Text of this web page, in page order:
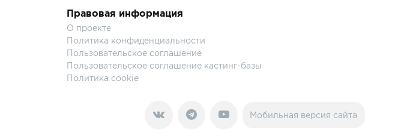
Правовая информация
О проекте
Политика конфиденциальности
Пользовательское соглашение
Пользовательское соглашение кастинг-базы
Политика cookie
Мобильная версия сайта